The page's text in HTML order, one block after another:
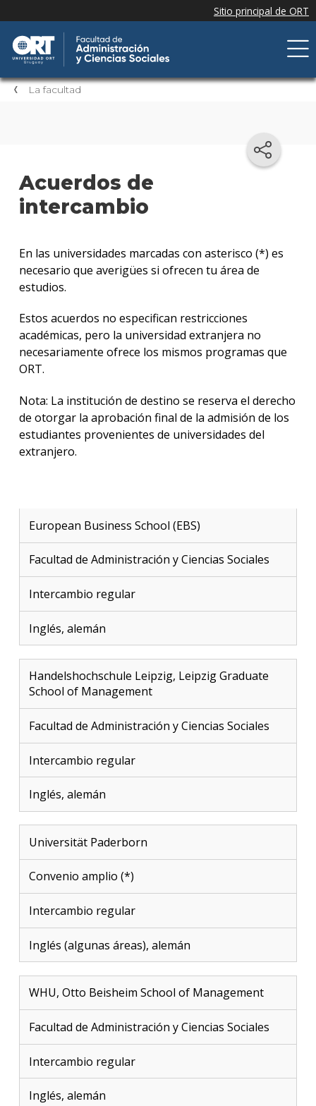
La facultad
Acuerdos de
intercambio
En las universidades marcadas con asterisco (*) es
necesario que averigües si ofrecen tu área de
estudios.
Estos acuerdos no especifican restricciones
académicas, pero la universidad extranjera no
necesariamente ofrece los mismos programas que
ORT.
Nota: La institución de destino se reserva el derecho
de otorgar la aprobación final de la admisión de los
estudiantes provenientes de universidades del
extranjero.
European Business School (EBS)
Facultad de Administración y Ciencias Sociales
Intercambio regular
Inglés, alemán
Handelshochschule Leipzig, Leipzig Graduate
School of Management
Facultad de Administración y Ciencias Sociales
Intercambio regular
Inglés, alemán
Universität Paderborn
Convenio amplio (*)
Intercambio regular
Inglés (algunas áreas), alemán
WHU, Otto Beisheim School of Management
Facultad de Administración y Ciencias Sociales
Intercambio regular
Inglés, alemán